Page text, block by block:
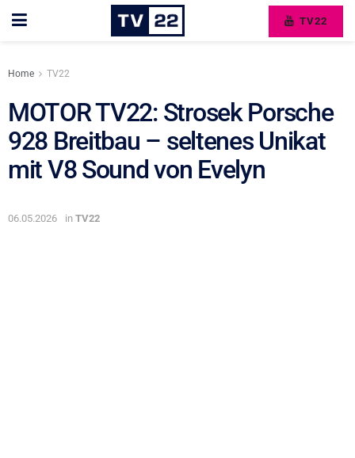
TV22
Home TV22
MOTOR TV22: Strosek Porsche
928 Breitbau – seltenes Unikat
mit V8 Sound von Evelyn
06.05.2026 in TV22